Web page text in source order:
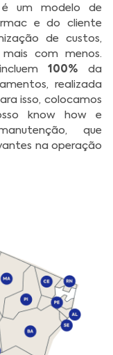
um modelo de
e do cliente
de custos,
com menos.
100% da
realizada
isso, colocamos
know how e
que
na operação